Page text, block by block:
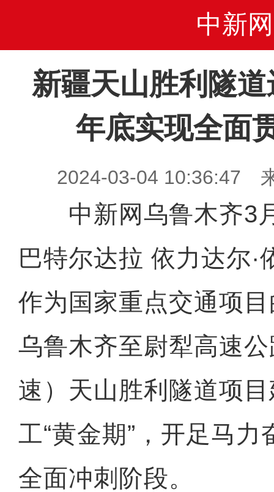
中新网
新疆天山胜利隧
年底实现全面
2024-03-04 10:36:47
中新网乌鲁木齐3
巴特尔达拉 依力达尔·
作为国家重点交通项
乌鲁木齐至尉犁高速
速）天山胜利隧道项
工“黄金期”，开足马
全面冲刺阶段。